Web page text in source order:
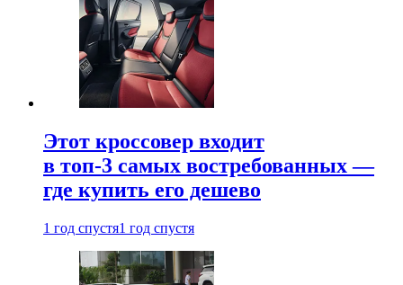
Этот кроссовер входит
в топ-3 самых востребованных —
где купить его дешево
1 год спустя1 год спустя